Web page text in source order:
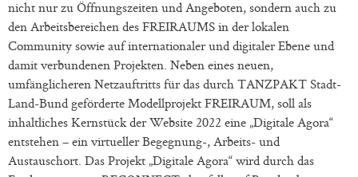
nicht nur zu Öffnungszeiten und Angeboten, sondern auch zu
den Arbeitsbereichen des FREIRAUMS in der lokalen
Community sowie auf internationaler und digitaler Ebene und
damit verbundenen Projekten. Neben eines neuen,
umfänglicheren Netzauftritts für das durch TANZPAKT Stadt-
Land-Bund geförderte Modellprojekt FREIRAUM, soll als
inhaltliches Kernstück der Website 2022 eine „Digitale Agora“
entstehen – ein virtueller Begegnung-, Arbeits- und
Austauschort. Das Projekt „Digitale Agora“ wird durch das